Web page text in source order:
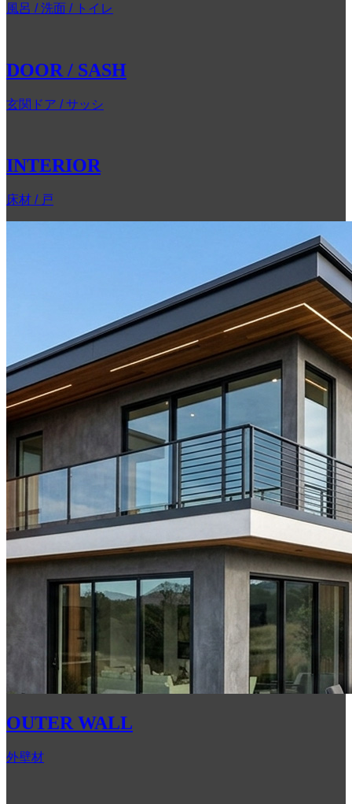
風呂 / 洗面 / トイレ
DOOR / SASH
玄関ドア / サッシ
INTERIOR
床材 / 戸
OUTER WALL
外壁材